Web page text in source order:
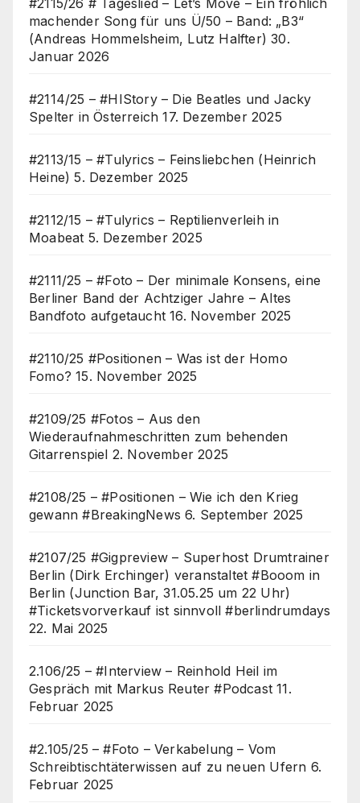
machender Song für uns Ü/50 – Band: „B3“
(Andreas Hommelsheim, Lutz Halfter) 30.
Januar 2026
#2114/25 – #HIStory – Die Beatles und Jacky
Spelter in Österreich 17. Dezember 2025
#2113/15 – #Tulyrics – Feinsliebchen (Heinrich
Heine) 5. Dezember 2025
#2112/15 – #Tulyrics – Reptilienverleih in
Moabeat 5. Dezember 2025
#2111/25 – #Foto – Der minimale Konsens, eine
Berliner Band der Achtziger Jahre – Altes
Bandfoto aufgetaucht 16. November 2025
#2110/25 #Positionen – Was ist der Homo
Fomo? 15. November 2025
#2109/25 #Fotos – Aus den
Wiederaufnahmeschritten zum behenden
Gitarrenspiel 2. November 2025
#2108/25 – #Positionen – Wie ich den Krieg
gewann #BreakingNews 6. September 2025
#2107/25 #Gigpreview – Superhost Drumtrainer
Berlin (Dirk Erchinger) veranstaltet #Booom in
Berlin (Junction Bar, 31.05.25 um 22 Uhr)
#Ticketsvorverkauf ist sinnvoll #berlindrumdays
22. Mai 2025
2.106/25 – #Interview – Reinhold Heil im
Gespräch mit Markus Reuter #Podcast 11.
Februar 2025
#2.105/25 – #Foto – Verkabelung – Vom
Schreibtischtäterwissen auf zu neuen Ufern 6.
Februar 2025